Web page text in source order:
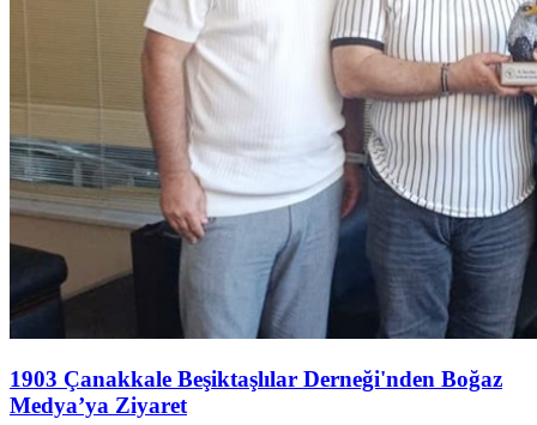
1903 Çanakkale Beşiktaşlılar Derneği'nden Boğaz
Medya’ya Ziyaret